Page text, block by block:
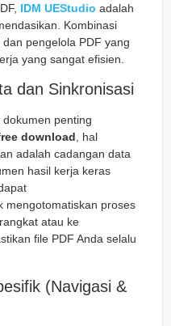
IDM UEStudio adalah
Kombinasi
pengelola PDF yang
yang sangat efisien.
dan Sinkronisasi
penting
download, hal
adalah cadangan data
hasil kerja keras
mengotomatiskan proses
atau ke
file PDF Anda selalu
(Navigasi &